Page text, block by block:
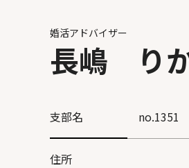
婚活アドバイザー
長嶋 り
支部名 no.1351
住所